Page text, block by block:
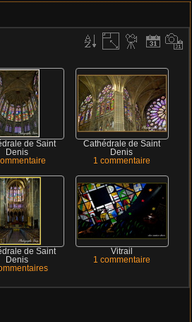
de Saint
Denis
Cathédrale de Saint
Denis
1 commentaire
de Saint
Denis
Vitrail
1 commentaire